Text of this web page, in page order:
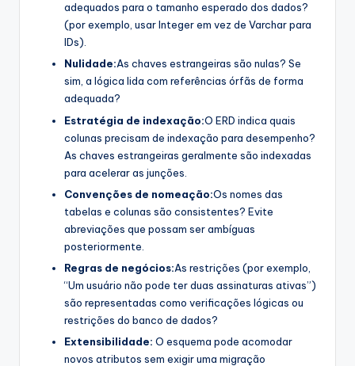
adequados para o tamanho esperado dos dados?
(por exemplo, usar Integer em vez de Varchar para
IDs).
Nulidade:As chaves estrangeiras são nulas? Se
sim, a lógica lida com referências órfãs de forma
adequada?
Estratégia de indexação:O ERD indica quais
colunas precisam de indexação para desempenho?
As chaves estrangeiras geralmente são indexadas
para acelerar as junções.
Convenções de nomeação:Os nomes das
tabelas e colunas são consistentes? Evite
abreviações que possam ser ambíguas
posteriormente.
Regras de negócios:As restrições (por exemplo,
“Um usuário não pode ter duas assinaturas ativas”)
são representadas como verificações lógicas ou
restrições do banco de dados?
Extensibilidade: O esquema pode acomodar
novos atributos sem exigir uma migração